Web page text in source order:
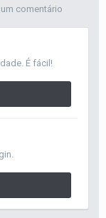
comentário
É fácil!